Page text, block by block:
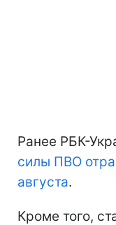
Ранее РБК-
силы ПВО
августа.
Кроме того,